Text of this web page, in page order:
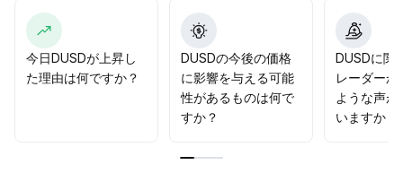
今日DUSDが上昇し
た理由は何ですか？
DUSDの今後の価格
に影響を与える可能
性があるものは何で
すか？
DUSDに関
レーダーか
ような声が
いますか？